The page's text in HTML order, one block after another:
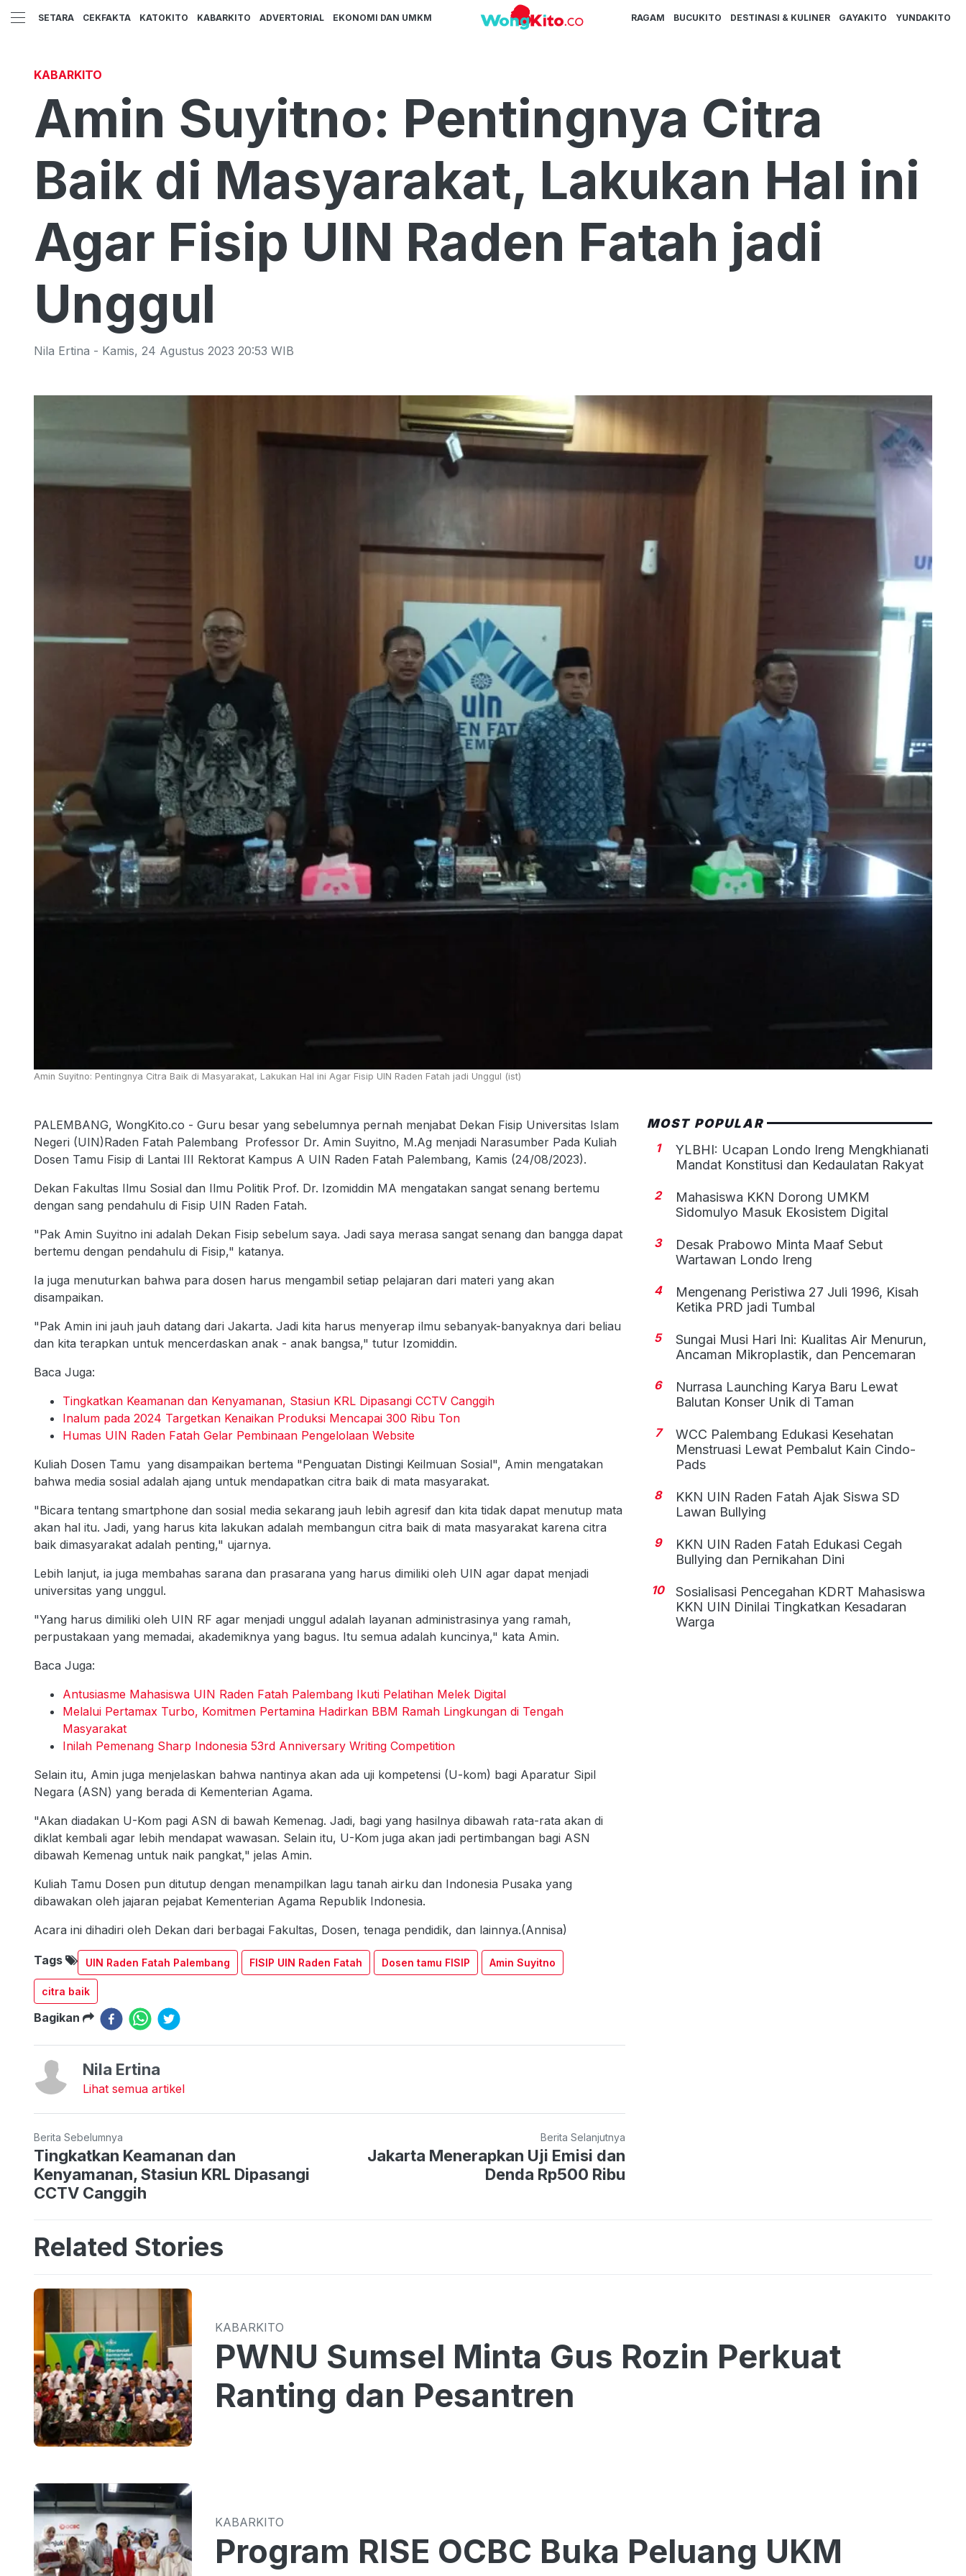
SETARA CEKFAKTA KATOKITO KABARKITO ADVERTORIAL EKONOMI DAN UMKM RAGAM BUCUKITO DESTINASI & KULINER GAYAKITO YUNDAKITO
KABARKITO
Amin Suyitno: Pentingnya Citra
Baik di Masyarakat, Lakukan Hal ini
Agar Fisip UIN Raden Fatah jadi
Unggul
Nila Ertina - Kamis, 24 Agustus 2023 20:53 WIB
Amin Suyitno: Pentingnya Citra Baik di Masyarakat, Lakukan Hal ini Agar Fisip UIN Raden Fatah jadi Unggul (ist)
PALEMBANG, WongKito.co - Guru besar yang sebelumnya pernah menjabat Dekan Fisip Universitas Islam
Negeri (UIN)Raden Fatah Palembang Professor Dr. Amin Suyitno, M.Ag menjadi Narasumber Pada Kuliah
Dosen Tamu Fisip di Lantai III Rektorat Kampus A UIN Raden Fatah Palembang, Kamis (24/08/2023).
Dekan Fakultas Ilmu Sosial dan Ilmu Politik Prof. Dr. Izomiddin MA mengatakan sangat senang bertemu
dengan sang pendahulu di Fisip UIN Raden Fatah.
"Pak Amin Suyitno ini adalah Dekan Fisip sebelum saya. Jadi saya merasa sangat senang dan bangga dapat
bertemu dengan pendahulu di Fisip," katanya.
Ia juga menuturkan bahwa para dosen harus mengambil setiap pelajaran dari materi yang akan
disampaikan.
"Pak Amin ini jauh jauh datang dari Jakarta. Jadi kita harus menyerap ilmu sebanyak-banyaknya dari beliau
dan kita terapkan untuk mencerdaskan anak - anak bangsa," tutur Izomiddin.
Baca Juga:
Tingkatkan Keamanan dan Kenyamanan, Stasiun KRL Dipasangi CCTV Canggih
Inalum pada 2024 Targetkan Kenaikan Produksi Mencapai 300 Ribu Ton
Humas UIN Raden Fatah Gelar Pembinaan Pengelolaan Website
Kuliah Dosen Tamu yang disampaikan bertema "Penguatan Distingi Keilmuan Sosial", Amin mengatakan
bahwa media sosial adalah ajang untuk mendapatkan citra baik di mata masyarakat.
"Bicara tentang smartphone dan sosial media sekarang jauh lebih agresif dan kita tidak dapat menutup mata
akan hal itu. Jadi, yang harus kita lakukan adalah membangun citra baik di mata masyarakat karena citra
baik dimasyarakat adalah penting," ujarnya.
Lebih lanjut, ia juga membahas sarana dan prasarana yang harus dimiliki oleh UIN agar dapat menjadi
universitas yang unggul.
"Yang harus dimiliki oleh UIN RF agar menjadi unggul adalah layanan administrasinya yang ramah,
perpustakaan yang memadai, akademiknya yang bagus. Itu semua adalah kuncinya," kata Amin.
Baca Juga:
Antusiasme Mahasiswa UIN Raden Fatah Palembang Ikuti Pelatihan Melek Digital
Melalui Pertamax Turbo, Komitmen Pertamina Hadirkan BBM Ramah Lingkungan di Tengah
Masyarakat
Inilah Pemenang Sharp Indonesia 53rd Anniversary Writing Competition
Selain itu, Amin juga menjelaskan bahwa nantinya akan ada uji kompetensi (U-kom) bagi Aparatur Sipil
Negara (ASN) yang berada di Kementerian Agama.
"Akan diadakan U-Kom pagi ASN di bawah Kemenag. Jadi, bagi yang hasilnya dibawah rata-rata akan di
diklat kembali agar lebih mendapat wawasan. Selain itu, U-Kom juga akan jadi pertimbangan bagi ASN
dibawah Kemenag untuk naik pangkat," jelas Amin.
Kuliah Tamu Dosen pun ditutup dengan menampilkan lagu tanah airku dan Indonesia Pusaka yang
dibawakan oleh jajaran pejabat Kementerian Agama Republik Indonesia.
Acara ini dihadiri oleh Dekan dari berbagai Fakultas, Dosen, tenaga pendidik, dan lainnya.(Annisa)
Tags UIN Raden Fatah Palembang FISIP UIN Raden Fatah Dosen tamu FISIP Amin Suyitno
citra baik
Bagikan
Nila Ertina
Lihat semua artikel
Berita Sebelumnya
Tingkatkan Keamanan dan
Kenyamanan, Stasiun KRL Dipasangi
CCTV Canggih
Berita Selanjutnya
Jakarta Menerapkan Uji Emisi dan
Denda Rp500 Ribu
MOST POPULAR
1
YLBHI: Ucapan Londo Ireng Mengkhianati
Mandat Konstitusi dan Kedaulatan Rakyat
2
Mahasiswa KKN Dorong UMKM
Sidomulyo Masuk Ekosistem Digital
3
Desak Prabowo Minta Maaf Sebut
Wartawan Londo Ireng
4
Mengenang Peristiwa 27 Juli 1996, Kisah
Ketika PRD jadi Tumbal
5
Sungai Musi Hari Ini: Kualitas Air Menurun,
Ancaman Mikroplastik, dan Pencemaran
6
Nurrasa Launching Karya Baru Lewat
Balutan Konser Unik di Taman
7
WCC Palembang Edukasi Kesehatan
Menstruasi Lewat Pembalut Kain Cindo-
Pads
8
KKN UIN Raden Fatah Ajak Siswa SD
Lawan Bullying
9
KKN UIN Raden Fatah Edukasi Cegah
Bullying dan Pernikahan Dini
10
Sosialisasi Pencegahan KDRT Mahasiswa
KKN UIN Dinilai Tingkatkan Kesadaran
Warga
Related Stories
KABARKITO
PWNU Sumsel Minta Gus Rozin Perkuat
Ranting dan Pesantren
KABARKITO
Program RISE OCBC Buka Peluang UKM